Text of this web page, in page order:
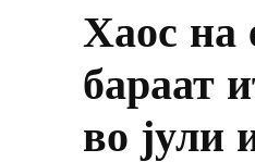
Хаос на
бараат
во јули